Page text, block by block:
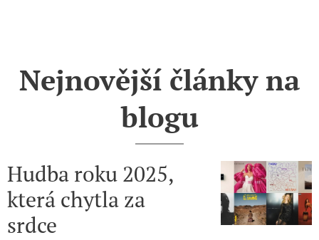
Nejnovější články na
blogu
Hudba roku 2025,
která chytla za
srdce